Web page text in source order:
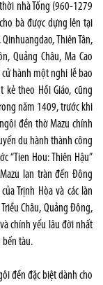
nhà Tống (960-1279
bà được dựng lên tại
Thiên Tân,
Quảng Châu, Ma Cao
hành một nghi lễ bao
kẻ theo Hồi Giáo, cũng
năm 1409, trước khi
đền thờ Mazu chính
du hành thành công
“Tien Hou: Thiên Hậu”
lan tràn đến Đông
Trịnh Hòa và các làn
Châu, Quảng Đông,
chính yếu lâu đời nhất
bến tàu.
đền đặc biệt dành cho